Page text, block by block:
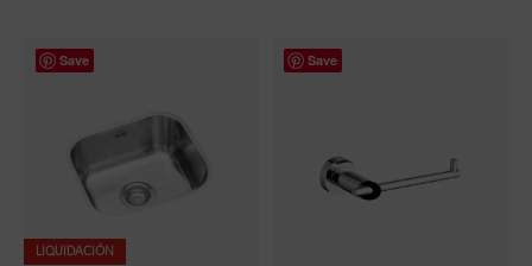
Save
LIQUIDACIÓN
Save